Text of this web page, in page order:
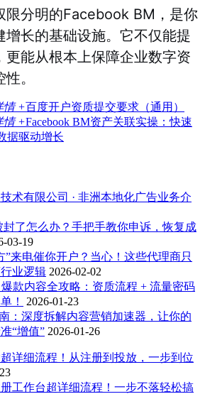
限分明的Facebook BM，是你
增长的基础设施。它不仅能提
更能从根本上保障企业数字资
。
情 +百度开户资质提交要求（通用）
情 +Facebook BM资产关联实操：快速
据驱动增长
术有限公司 · 非洲本地化广告业务介
封了怎么办？手把手教你申诉，恢复成
03-19
”来电催你开户？当心！这些代理商只
业逻辑 2026-02-02
款内容全攻略：资质流程 + 流量密码
！
2026-01-23
：深度拆解内容营销加速器，让你的
“增值” 2026-01-26
详细流程！从注册到投放，一步到位
工作台超详细流程！一步不落轻松搞